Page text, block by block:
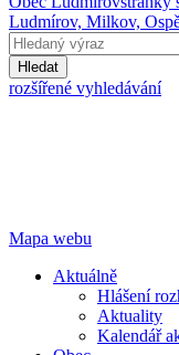
Ludmírov, Milkov,
Hledat
rozšířené vyhledávání
Mapa webu
Aktuálně
Hlášení
Aktuality
Kalendář